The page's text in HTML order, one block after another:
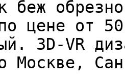
беж
цене от
3D-VR
Москве,